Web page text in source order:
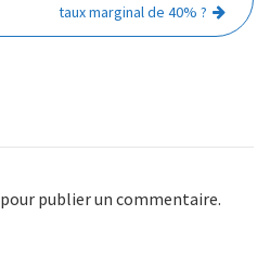
taux marginal de 40% ?
pour publier un commentaire.